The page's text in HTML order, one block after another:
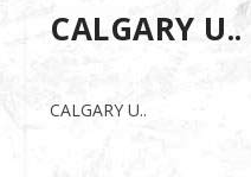
CALGARY U..
CALGARY U..